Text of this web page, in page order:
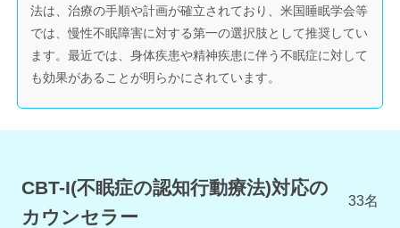
法は、治療の手順や計画が確立されており、米国睡眠学会等
では、慢性不眠障害に対する第一の選択肢として推奨してい
ます。最近では、身体疾患や精神疾患に伴う不眠症に対して
も効果があることが明らかにされています。
CBT-I(不眠症の認知行動療法)対応の
カウンセラー
33名